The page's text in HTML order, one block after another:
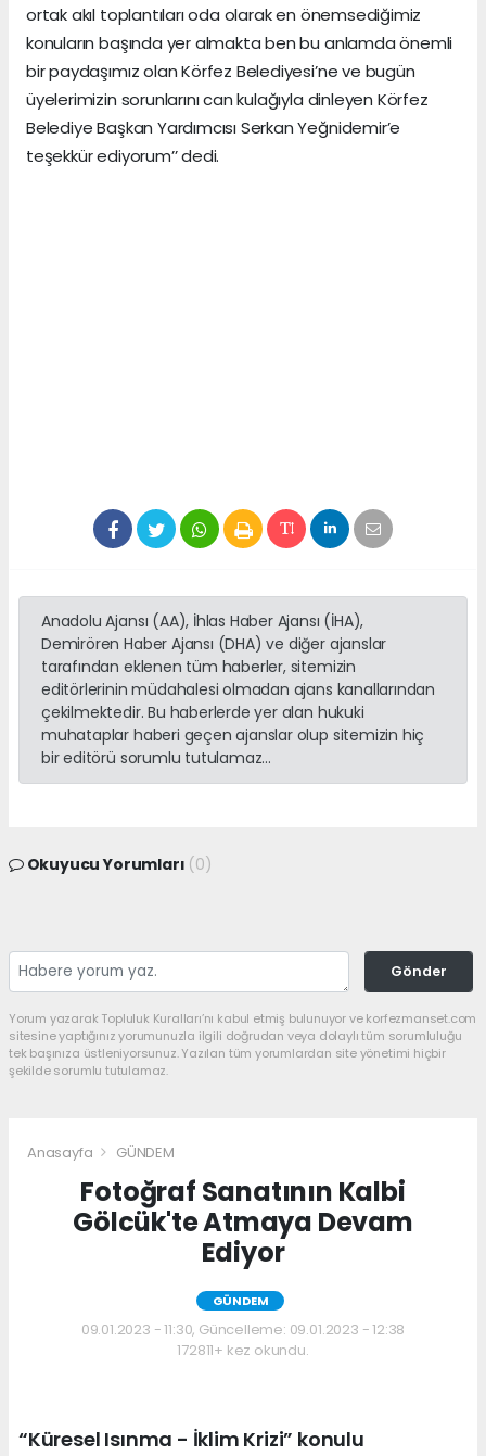
ortak akıl toplantıları oda olarak en önemsediğimiz
konuların başında yer almakta ben bu anlamda önemli
bir paydaşımız olan Körfez Belediyesi’ne ve bugün
üyelerimizin sorunlarını can kulağıyla dinleyen Körfez
Belediye Başkan Yardımcısı Serkan Yeğnidemir’e
teşekkür ediyorum’’ dedi.
Anadolu Ajansı (AA), İhlas Haber Ajansı (İHA),
Demirören Haber Ajansı (DHA) ve diğer ajanslar
tarafından eklenen tüm haberler, sitemizin
editörlerinin müdahalesi olmadan ajans kanallarından
çekilmektedir. Bu haberlerde yer alan hukuki
muhataplar haberi geçen ajanslar olup sitemizin hiç
bir editörü sorumlu tutulamaz...
Okuyucu Yorumları (0)
Gönder
Yorum yazarak Topluluk Kuralları’nı kabul etmiş bulunuyor ve korfezmanset.com
sitesine yaptığınız yorumunuzla ilgili doğrudan veya dolaylı tüm sorumluluğu
tek başınıza üstleniyorsunuz. Yazılan tüm yorumlardan site yönetimi hiçbir
şekilde sorumlu tutulamaz.
Anasayfa GÜNDEM
Fotoğraf Sanatının Kalbi
Gölcük'te Atmaya Devam
Ediyor
GÜNDEM
09.01.2023 - 11:30, Güncelleme: 09.01.2023 - 12:38
172811+ kez okundu.
“Küresel Isınma - İklim Krizi” konulu